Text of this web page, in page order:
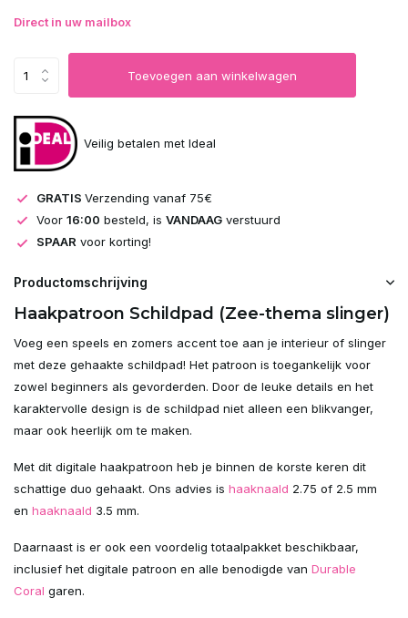
Direct in uw mailbox
Toevoegen aan winkelwagen
Veilig betalen met Ideal
GRATIS Verzending vanaf 75€
Voor 16:00 besteld, is VANDAAG verstuurd
SPAAR voor korting!
Productomschrijving
Haakpatroon Schildpad (Zee-thema slinger)
Voeg een speels en zomers accent toe aan je interieur of slinger
met deze gehaakte schildpad! Het patroon is toegankelijk voor
zowel beginners als gevorderden. Door de leuke details en het
karaktervolle design is de schildpad niet alleen een blikvanger,
maar ook heerlijk om te maken.
Met dit digitale haakpatroon heb je binnen de korste keren dit
schattige duo gehaakt. Ons advies is haaknaald 2.75 of 2.5 mm
en haaknaald 3.5 mm.
Daarnaast is er ook een voordelig totaalpakket beschikbaar,
inclusief het digitale patroon en alle benodigde van Durable
Coral garen.